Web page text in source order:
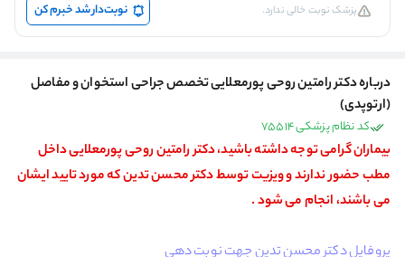
پزشک نوبت خالی ندارد. نوبت‌دار شد خبرم کن
درباره دکتر رامتین روحی پورمعلایی تخصص جراحی استخوان و مفاصل
(ارتوپدی)
کد نظام پزشکی 75514
بیماران گرامی توجه داشته باشید، دکتر رامتین روحی پورمعلایی داخل
مطب حضور ندارند و ویزیت توسط دکتر محسن تدینکه مورد تایید ایشان
می باشند، انجام می شود .
پروفایل دکتر محسن تدین جهت نوبت دهی